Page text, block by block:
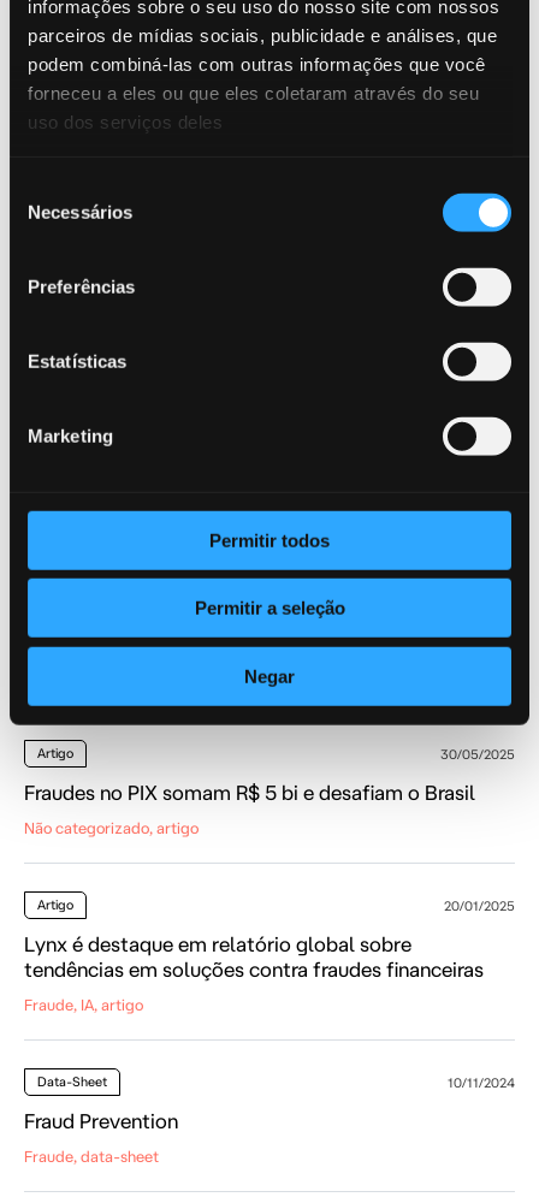
informações sobre o seu uso do nosso site com nossos
parceiros de mídias sociais, publicidade e análises, que
podem combiná-las com outras informações que você
forneceu a eles ou que eles coletaram através do seu
uso dos serviços deles
Necessários
Preferências
Estatísticas
Marketing
Permitir todos
Permitir a seleção
Negar
Webinar 19/11/2025
Como a tecnologia e a IA estão moldando o combate
à fraude no Brasil e na América Latina
Blog 18/11/2025
Fraudes é Essencial para a Estabilidade
Identidade é o novo perímetro contra fraudes
Artigo 10/08/2025
Golpes digitais afetam 29% dos consumidores em
todo o mundo; prejuízo médio é de R$ 6 mil no Brasil
Artigo 30/05/2025
Fraudes no PIX somam R$ 5 bi e desafiam o Brasil
Não categorizado, artigo
Artigo 20/01/2025
Lynx é destaque em relatório global sobre
tendências em soluções contra fraudes financeiras
Fraude, IA, artigo
Data-Sheet 10/11/2024
Fraud Prevention
Fraude, data-sheet